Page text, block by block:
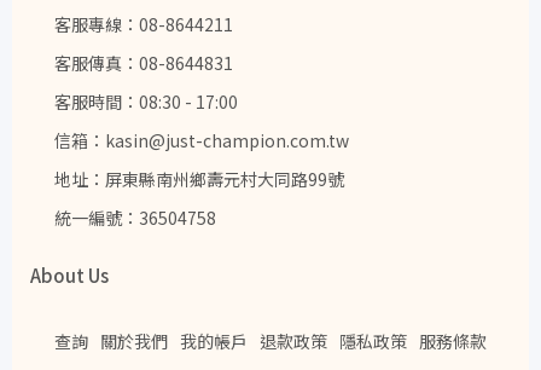
客服專線：08-8644211
客服傳真：08-8644831
客服時間：08:30 - 17:00
信箱：kasin@just-champion.com.tw
地址：屏東縣南州鄉壽元村大同路99號
統一編號：36504758
About Us
查詢 關於我們 我的帳戶 退款政策 隱私政策 服務條款